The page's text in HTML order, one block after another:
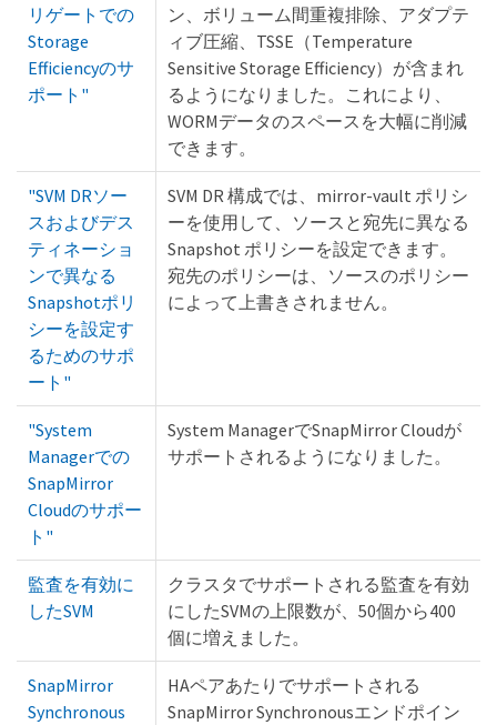
リゲートでの
Storage
Efficiencyのサ
ポート"
ン、ボリューム間重複排除、アダプテ
ィブ圧縮、TSSE（Temperature
Sensitive Storage Efficiency）が含まれ
るようになりました。これにより、
WORMデータのスペースを大幅に削減
できます。
"SVM DRソー
スおよびデス
ティネーショ
ンで異なる
Snapshotポリ
シーを設定す
るためのサポ
ート"
SVM DR 構成では、mirror-vault ポリシ
ーを使用して、ソースと宛先に異なる
Snapshot ポリシーを設定できます。
宛先のポリシーは、ソースのポリシー
によって上書きされません。
"System
Managerでの
SnapMirror
Cloudのサポー
ト"
System ManagerでSnapMirror Cloudが
サポートされるようになりました。
監査を有効に
したSVM
クラスタでサポートされる監査を有効
にしたSVMの上限数が、50個から400
個に増えました。
SnapMirror
Synchronous
HAペアあたりでサポートされる
SnapMirror Synchronousエンドポイン